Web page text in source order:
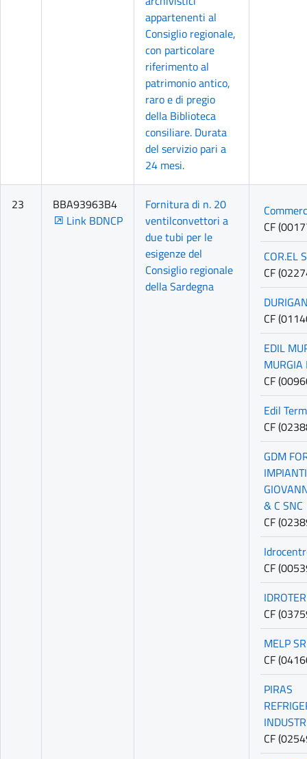
appartenenti al
Consiglio regionale,
con particolare
riferimento al
patrimonio antico,
raro e di pregio
della Biblioteca
consiliare. Durata
del servizio pari a
24 mesi.
23
BBA93963B4
Link BDNCP
Fornitura di n. 20
ventilconvettori a
due tubi per le
esigenze del
Consiglio regionale
della Sardegna
CF
COR.EL
CF
CF
EDIL
CF
Edil
CF
GDM
& C SNC
CF
CF
CF
MELP
CF
PIRAS
CF